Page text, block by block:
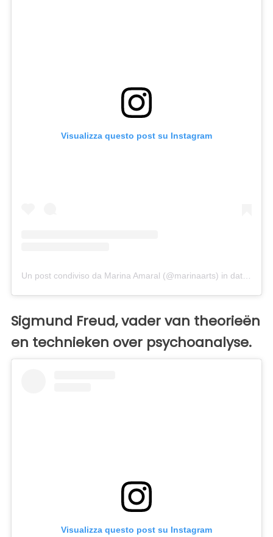
Visualizza questo post su Instagram
Un post condiviso da Marina Amaral (@marinaarts) in data:
Sigmund Freud, vader van theorieën
en technieken over psychoanalyse.
Visualizza questo post su Instagram